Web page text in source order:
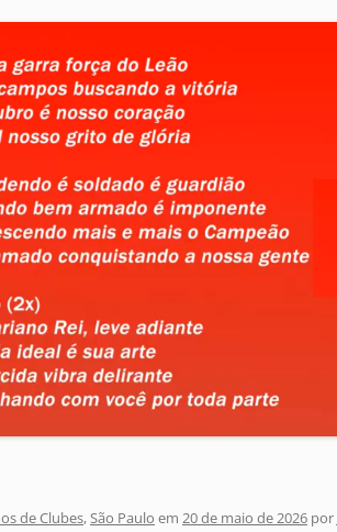
de Clubes,São Paulo em 20 de maio de 2026 por